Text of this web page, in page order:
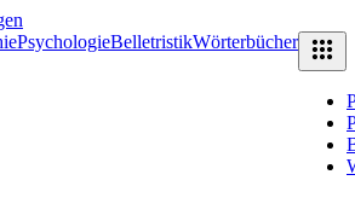
PsychologieBelletristikWörterbücher